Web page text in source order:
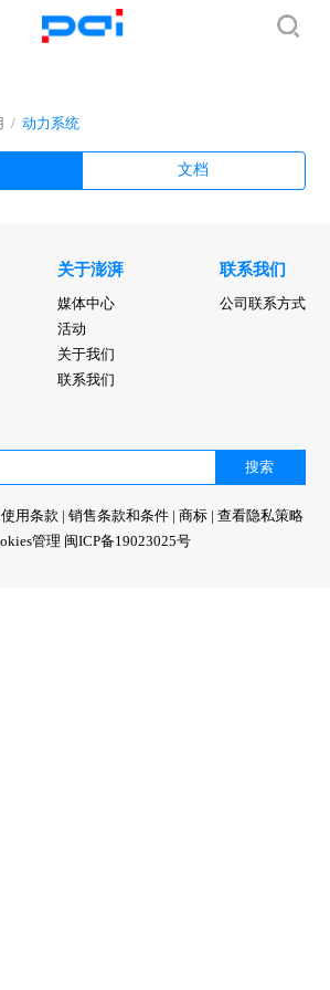
/ 动力系统
文档
关于澎湃
媒体中心
活动
关于我们
联系我们
联系我们
公司联系方式
搜索
使用条款 | 销售条款和条件| 商标| 查看隐私策略
管理 闽ICP备19023025号